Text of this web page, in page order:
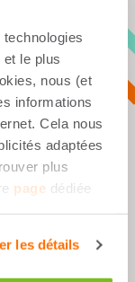
le plus
nous (et
informations
Cela nous
adaptées
plus
page dédiée
les détails